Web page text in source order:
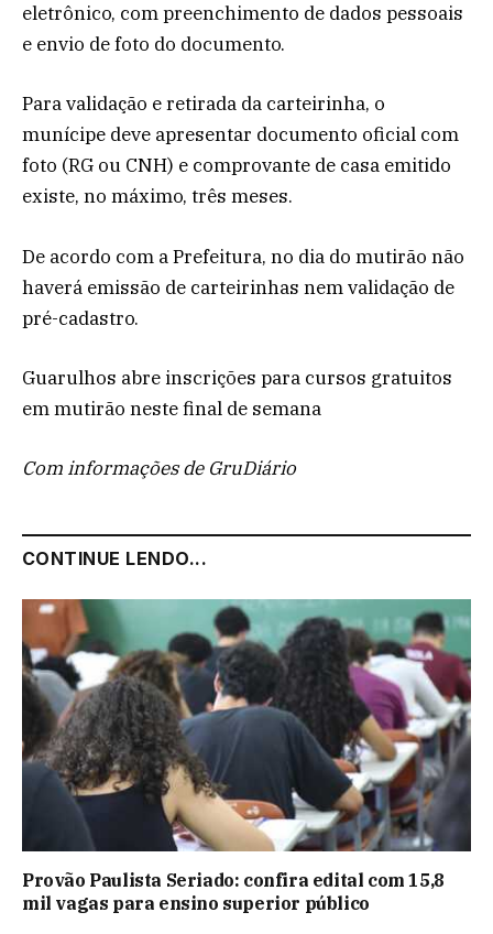
eletrônico, com preenchimento de dados pessoais
e envio de foto do documento.
Para validação e retirada da carteirinha, o
munícipe deve apresentar documento oficial com
foto (RG ou CNH) e comprovante de casa emitido
existe, no máximo, três meses.
De acordo com a Prefeitura, no dia do mutirão não
haverá emissão de carteirinhas nem validação de
pré-cadastro.
Guarulhos abre inscrições para cursos gratuitos
em mutirão neste final de semana
Com informações de GruDiário
CONTINUE LENDO...
Provão Paulista Seriado: confira edital com 15,8
mil vagas para ensino superior público